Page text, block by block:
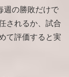
週の勝敗だけで
されるか、試合
て評価すると実